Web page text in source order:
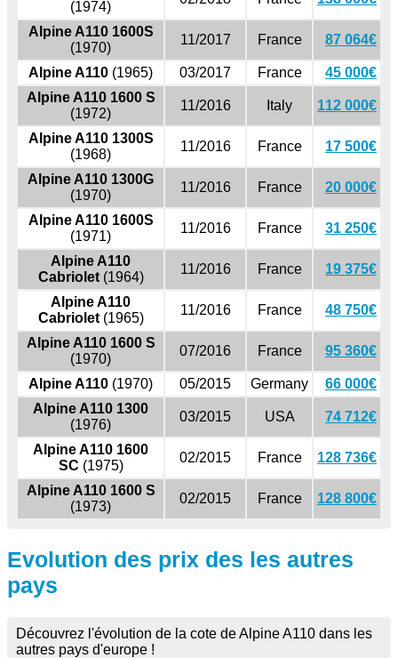
(1974)
Alpine A110 1600S
(1970)
11/2017 France 87 064€
Alpine A110 (1965) 03/2017 France
45 000€
Alpine A110 1600 S
(1972)
11/2016 Italy 112 000€
Alpine A110 1300S
(1968)
11/2016 France 17 500€
Alpine A110 1300G
(1970)
11/2016 France 20 000€
Alpine A110 1600S
(1971)
11/2016 France 31 250€
Alpine A110
Cabriolet(1964)
11/2016 France 19 375€
Alpine A110
Cabriolet(1965)
11/2016 France 48 750€
Alpine A110 1600 S
(1970)
07/2016 France 95 360€
Alpine A110 (1970) 05/2015 Germany
66 000€
Alpine A110 1300
(1976)
03/2015 USA 74 712€
Alpine A110 1600
SC (1975)
02/2015 France 128 736€
Alpine A110 1600 S
(1973)
02/2015 France 128 800€
Evolution des prix des les autres
pays
Découvrez l'évolution de la cote de Alpine A110 dans les
autres pays d'europe !